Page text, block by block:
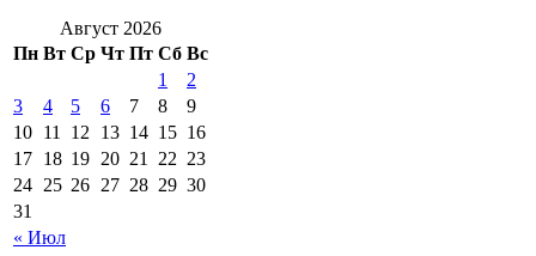
Август 2026
Пн Вт Ср Чт Пт Сб Вс
« Июл
1
2
3
4 5 6 7 8
9
10 11 12 13 14 15 16
17 18 19 20 21 22 23
24 25 26 27 28 29 30
31